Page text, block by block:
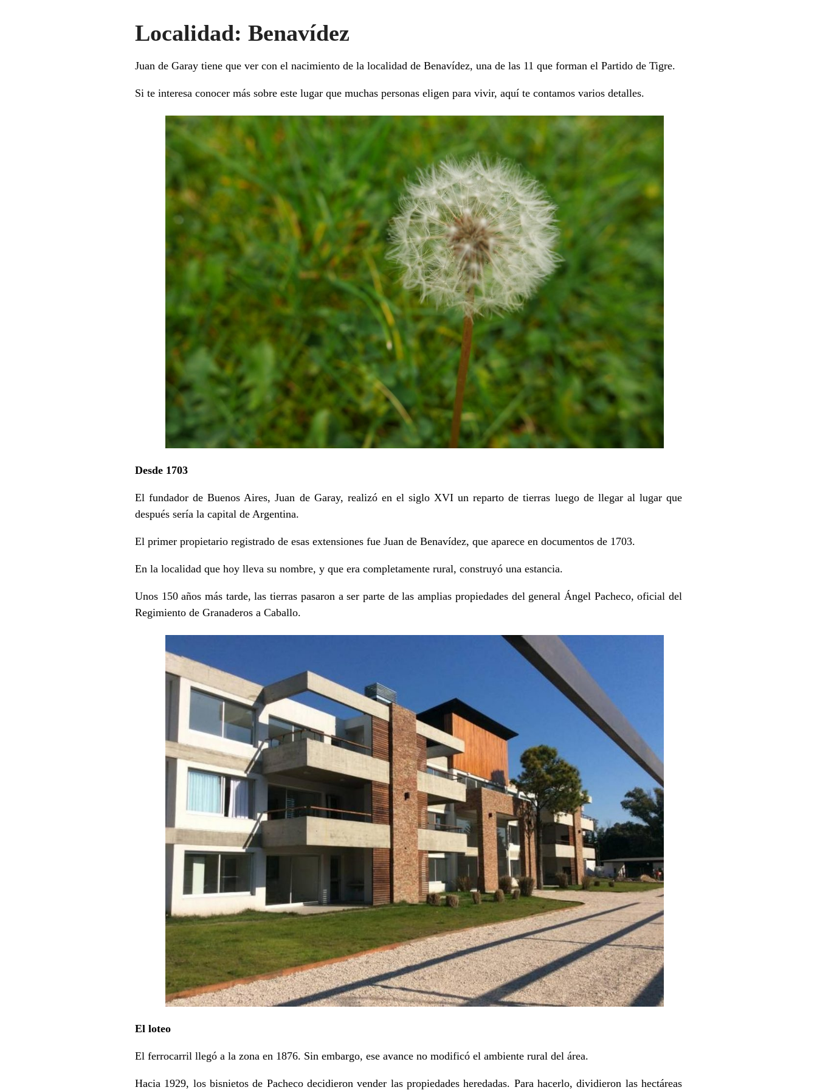
Localidad: Benavídez
Juan de Garay tiene que ver con el nacimiento de la localidad de Benavídez, una de las 11 que forman el Partido de Tigre.
Si te interesa conocer más sobre este lugar que muchas personas eligen para vivir, aquí te contamos varios detalles.
Desde 1703
El fundador de Buenos Aires, Juan de Garay, realizó en el siglo XVI un reparto de tierras luego de llegar al lugar que
después sería la capital de Argentina.
El primer propietario registrado de esas extensiones fue Juan de Benavídez, que aparece en documentos de 1703.
En la localidad que hoy lleva su nombre, y que era completamente rural, construyó una estancia.
Unos 150 años más tarde, las tierras pasaron a ser parte de las amplias propiedades del general Ángel Pacheco, oficial del
Regimiento de Granaderos a Caballo.
El loteo
El ferrocarril llegó a la zona en 1876. Sin embargo, ese avance no modificó el ambiente rural del área.
Hacia 1929, los bisnietos de Pacheco decidieron vender las propiedades heredadas. Para hacerlo, dividieron las hectáreas